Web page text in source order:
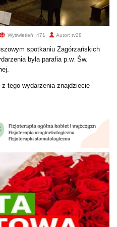
Wyświetleń: 471 Autor: tv28
spotkaniu Zagórzańskich
była parafia p.w. Św.
z tego wydarzenia znajdziecie